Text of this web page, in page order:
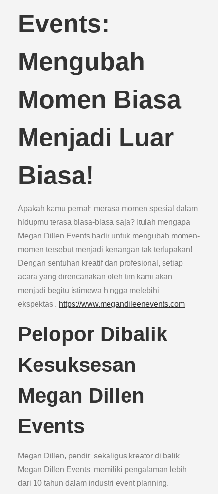
Events:
Mengubah
Momen Biasa
Menjadi Luar
Biasa!
Apakah kamu pernah merasa momen spesial dalam
hidupmu terasa biasa-biasa saja? Itulah mengapa
Megan Dillen Events hadir untuk mengubah momen-
momen tersebut menjadi kenangan tak terlupakan!
Dengan sentuhan kreatif dan profesional, setiap
acara yang direncanakan oleh tim kami akan
menjadi begitu istimewa hingga melebihi
ekspektasi. https://www.megandileenevents.com
Pelopor Dibalik
Kesuksesan
Megan Dillen
Events
Megan Dillen, pendiri sekaligus kreator di balik
Megan Dillen Events, memiliki pengalaman lebih
dari 10 tahun dalam industri event planning.